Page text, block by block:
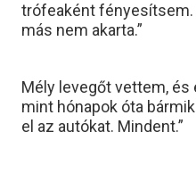
trófeaként
más nem akarta.”
Mély levegőt vettem, és
mint hónapok óta
el az autókat. Mindent.”